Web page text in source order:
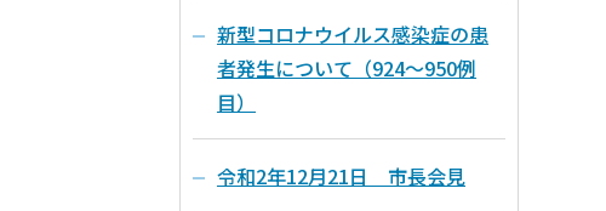
新型コロナウイルス感染症の患
者発生について（924～950例
目）
令和2年12月21日 市長会見